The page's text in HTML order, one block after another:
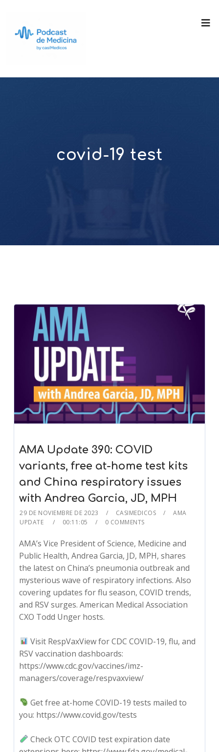
covid-19 test
AMA Update 390: COVID
variants, free at-home test kits
and China respiratory issues
with Andrea Garcia, JD, MPH
29 DE NOVIEMBRE DE 2023 CASIMEDICOS
AMA
UPDATE
00:11:05 0 COMMENTS
AMA’s Vice President of Science, Medicine and
Public Health, Andrea Garcia, JD, MPH, shares
the latest on China’s pneumonia outbreak and
mysterious wave of respiratory infections. Also
covering updates for flu season, COVID trends,
and RSV surges. American Medical Association
CXO Todd Unger hosts.
Visit RespVaxView for CDC COVID-19, flu, and
RSV vaccination dashboards:
https://www.cdc.gov/vaccines/imz-
managers/coverage/respvaxview/
Get free at-⁠home COVID-⁠19 tests mailed to
you: https://www.covid.gov/tests
Check OTC COVID test expiration date